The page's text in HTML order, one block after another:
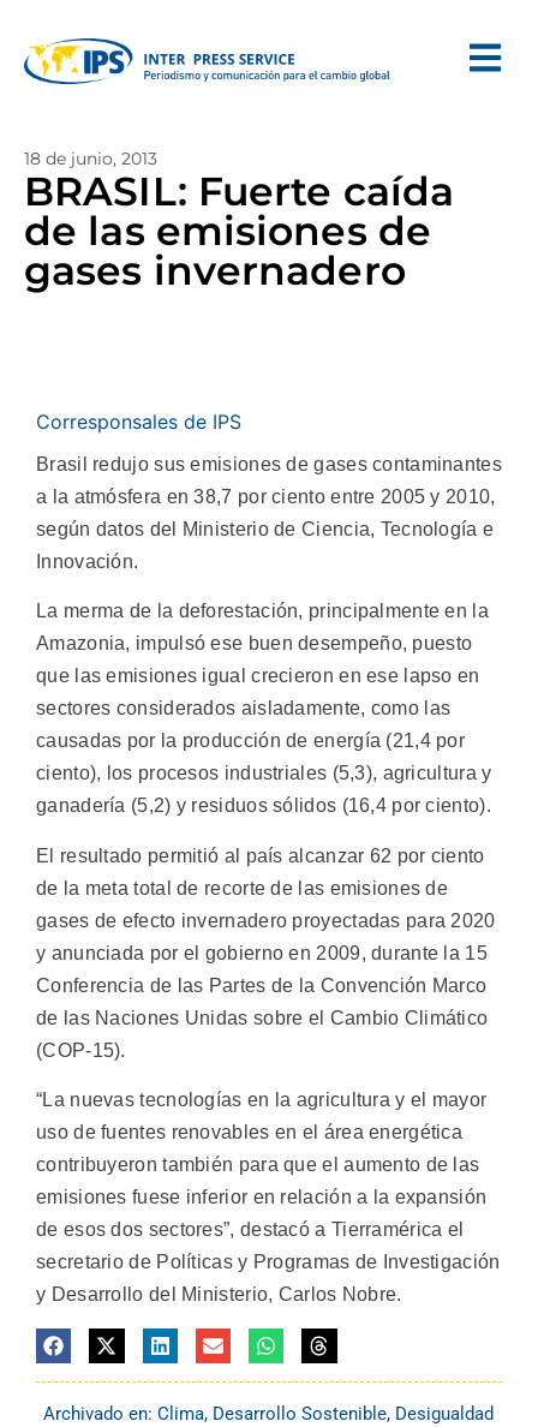
18 de junio, 2013
BRASIL: Fuerte caída
de las emisiones de
gases invernadero
Corresponsales de IPS
Brasil redujo sus emisiones de gases contaminantes
a la atmósfera en 38,7 por ciento entre 2005 y 2010,
según datos del Ministerio de Ciencia, Tecnología e
Innovación.
La merma de la deforestación, principalmente en la
Amazonia, impulsó ese buen desempeño, puesto
que las emisiones igual crecieron en ese lapso en
sectores considerados aisladamente, como las
causadas por la producción de energía (21,4 por
ciento), los procesos industriales (5,3), agricultura y
ganadería (5,2) y residuos sólidos (16,4 por ciento).
El resultado permitió al país alcanzar 62 por ciento
de la meta total de recorte de las emisiones de
gases de efecto invernadero proyectadas para 2020
y anunciada por el gobierno en 2009, durante la 15
Conferencia de las Partes de la Convención Marco
de las Naciones Unidas sobre el Cambio Climático
(COP-15).
“La nuevas tecnologías en la agricultura y el mayor
uso de fuentes renovables en el área energética
contribuyeron también para que el aumento de las
emisiones fuese inferior en relación a la expansión
de esos dos sectores”, destacó a Tierramérica el
secretario de Políticas y Programas de Investigación
y Desarrollo del Ministerio, Carlos Nobre.
Archivado en: Clima, Desarrollo Sostenible, Desigualdad